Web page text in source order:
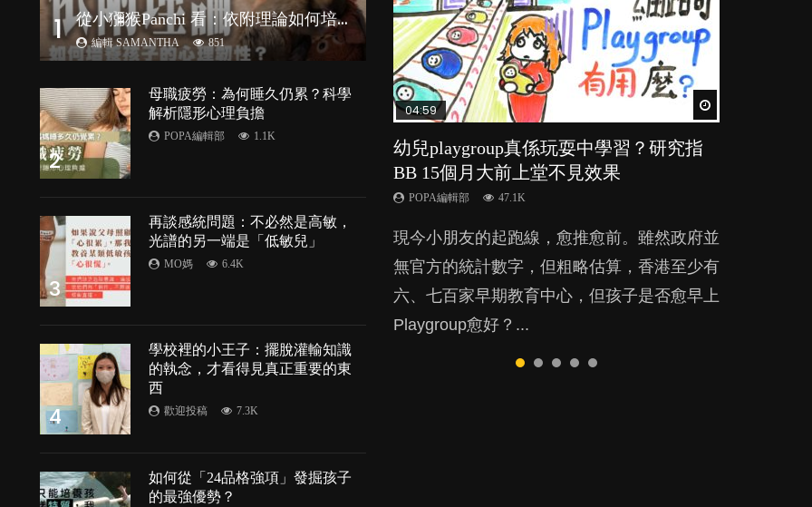
1 從
小獼猴Panchi 看：依附理論如何培養孩子心理韌性？
編輯 SAMANTHA 851
2
母職疲勞：為何睡久仍累？科學
解析隱形心理負擔
POPA編輯部 1.1K
3
再談感統問題：不必然是高敏，
光譜的另一端是「低敏兒」
MO媽 6.4K
4
學校裡的小王子：擺脫灌輸知識
的執念，才看得見真正重要的東
西
歡迎投稿 7.3K
如何從「24品格強項」發掘孩子
的最強優勢？
04:59
幼兒playgroup真係玩耍中學習？研究指
BB 15個月大前上堂不見效果
POPA編輯部 47.1K
現今小朋友的起跑線，愈推愈前。雖然政府並
無官方的統計數字，但粗略估算，香港至少有
六、七百家早期教育中心，但孩子是否愈早上
Playgroup愈好？...
03:39
幼稚園遊戲課 如何刺激幼兒自發學習取
代獎勵與懲罰？
POPA編輯部 33.1K
由美國學者所創的 tools of the mind 課程，學
生以遊戲方式學習，學術能力和自制能力亦明
顯比其他小朋友優勝，到底這課程有何特別之
處？...
03:02
老公患產後憂鬱症對BB的影響
POPA編輯部 15.9K
後抑鬱，影響日常生活，嚴重的甚至會有自
殺，或傷害小朋友的念頭。但為何爸爸患上產
後抑鬱往往難以察覺？...
04:06
全職好？在職好？｜全職媽媽與在職媽媽
的壓力與價值
POPA編輯部 25.8K
許多媽媽心底可能都有一刻掙扎過：究竟全職
好，還是在職好。雖說每個家庭都有自己的獨
特狀況和考慮因素，但原來全職和在職媽媽所
養育的子女其實都各有擅長。...
04:18
凡事以BB為中心，就係好爸媽？｜別忽
視父母的身心虛耗
POPA編輯部 31.5K
父母日夜無間、身心俱疲地照顧BB，如何做
到正向教養？部份父母更會為了小朋友放棄自
己的嗜好、減少出席朋友聚會等等，你以為會
換來美好的親子關係，有助小朋友成長，但原